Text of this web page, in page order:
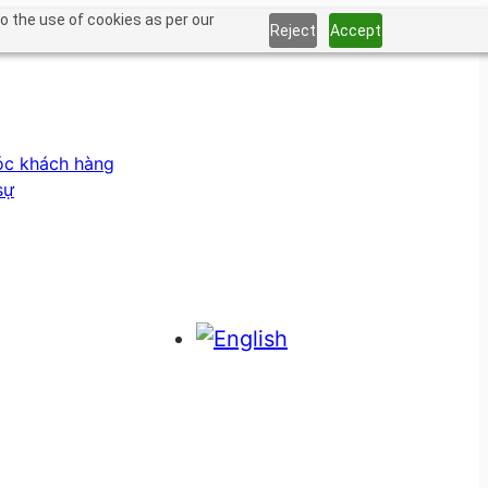
the use of cookies as per our
Reject Accept
khách hàng